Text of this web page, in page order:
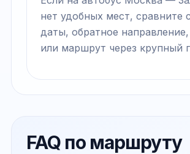
нет удобных мест, сравните
даты, обратное
или маршрут через крупный
FAQ по маршруту